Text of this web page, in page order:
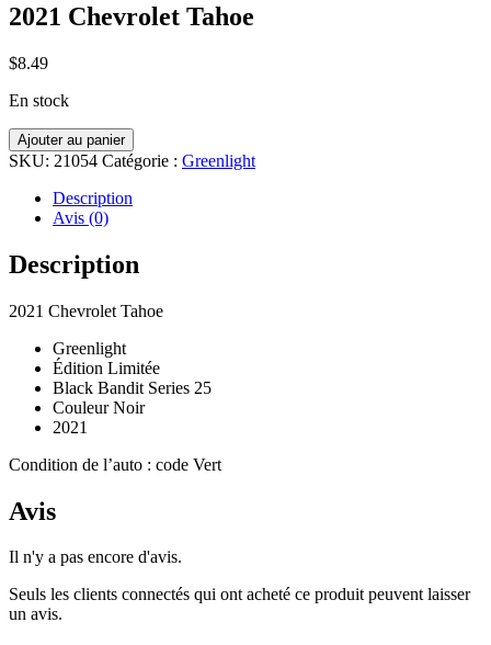
2021 Chevrolet Tahoe
$8.49
En stock
quantité
2021
Tahoe
Ajouter au panier
SKU: 21054 Catégorie : Greenlight
Description
Avis (0)
Description
2021 Chevrolet Tahoe
Greenlight
Édition Limitée
Black Bandit Series 25
Couleur Noir
2021
Condition de l’auto : code Vert
Avis
Il n'y a pas encore d'avis.
Seuls les clients connectés qui ont acheté ce produit peuvent laisser
un avis.